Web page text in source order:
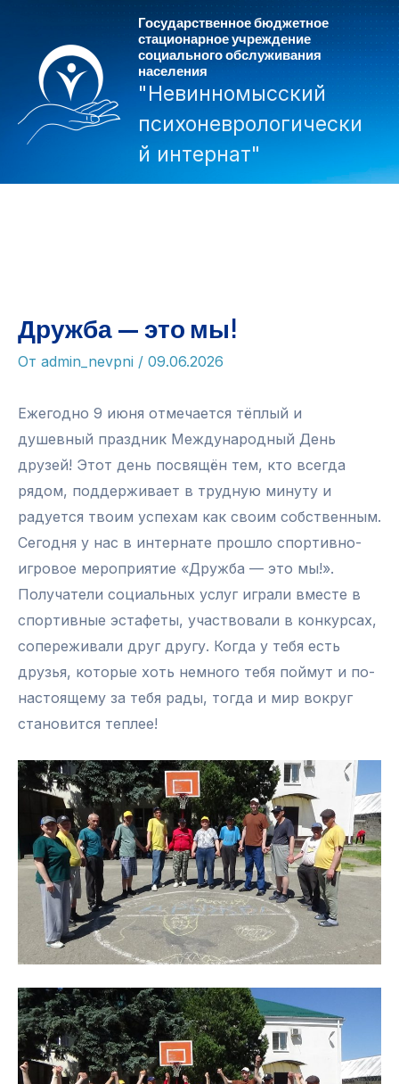
содержимому
Государственное бюджетное
стационарное учреждение
социального обслуживания
населения
"Невинномысский
психоневрологически
й интернат"
Дружба — это мы!
От admin_nevpni / 09.06.2026
Ежегодно 9 июня отмечается тёплый и
душевный праздник Международный День
друзей! Этот день посвящён тем, кто всегда
рядом, поддерживает в трудную минуту и
радуется твоим успехам как своим собственным.
Сегодня у нас в интернате прошло спортивно-
игровое мероприятие «Дружба — это мы!».
Получатели социальных услуг играли вместе в
спортивные эстафеты, участвовали в конкурсах,
сопереживали друг другу. Когда у тебя есть
друзья, которые хоть немного тебя поймут и по-
настоящему за тебя рады, тогда и мир вокруг
становится теплее!